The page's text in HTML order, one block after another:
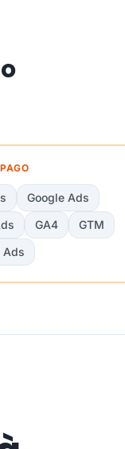
Google Ads
GA4
GTM
Ads